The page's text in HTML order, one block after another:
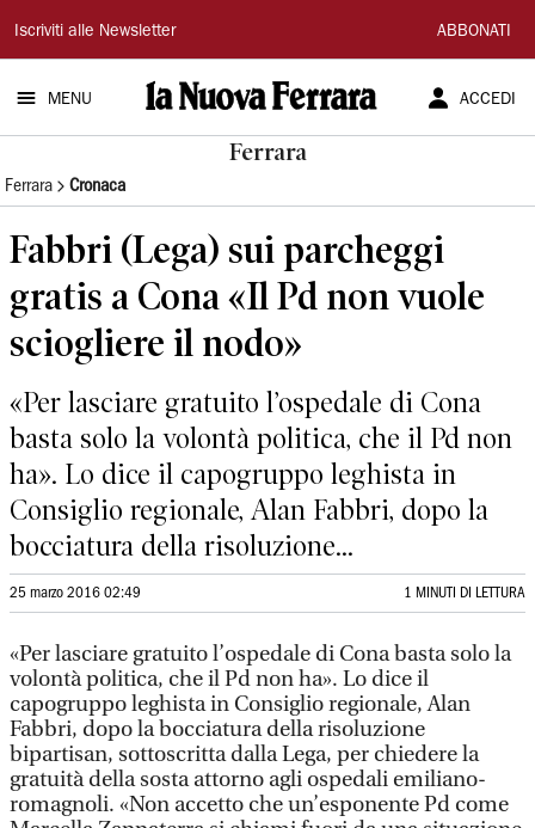
La
Nuova
Ferrara
Iscriviti alle Newsletter ABBONATI
MENU ACCEDI
Ferrara
Ferrara Cronaca
Fabbri (Lega) sui parcheggi
gratis a Cona «Il Pd non vuole
sciogliere il nodo»
«Per lasciare gratuito l’ospedale di Cona
basta solo la volontà politica, che il Pd non
ha». Lo dice il capogruppo leghista in
Consiglio regionale, Alan Fabbri, dopo la
bocciatura della risoluzione...
25 marzo 2016 02:49 1 MINUTI DI LETTURA
«Per lasciare gratuito l’ospedale di Cona basta solo la
volontà politica, che il Pd non ha». Lo dice il
capogruppo leghista in Consiglio regionale, Alan
Fabbri, dopo la bocciatura della risoluzione
bipartisan, sottoscritta dalla Lega, per chiedere la
gratuità della sosta attorno agli ospedali emiliano-
romagnoli. «Non accetto che un’esponente Pd come